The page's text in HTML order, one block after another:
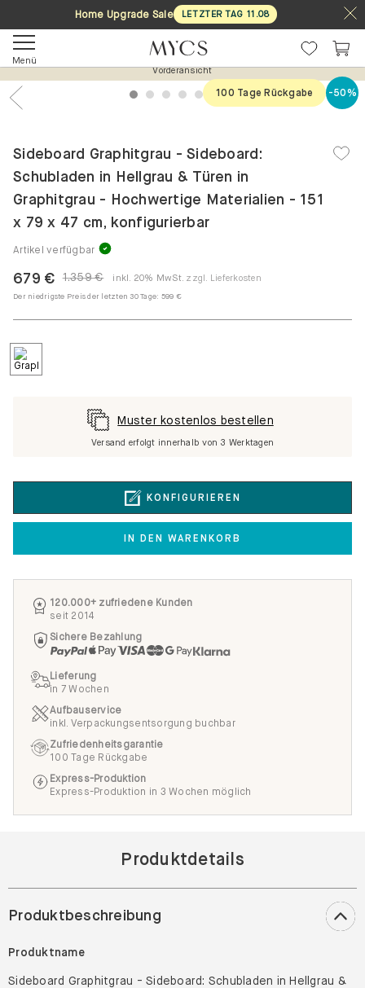
Home Upgrade Sale LETZTER TAG 11 .08
Menü
Vorderansicht
1 2 3 4 5 6 7
100 Tage Rückgabe -50%
Sideboard Graphitgrau - Sideboard:
Schubladen in Hellgrau & Türen in
Graphitgrau - Hochwertige Materialien - 151
x 79 x 47 cm, konfigurierbar
Artikel verfügbar
1.359 €
679 € inkl. 20% MwSt. zzgl. Lieferkosten
Der niedrigste Preis der letzten 30 Tage: 599 €
KONFIGURIEREN
IN DEN WARENKORB
Muster kostenlos bestellen
Versand erfolgt innerhalb von 3 Werktagen
120.000+ zufriedene Kunden
seit 2014
Sichere Bezahlung
Lieferung
in 7 Wochen
Aufbauservice
inkl. Verpackungsentsorgung buchbar
Zufriedenheitsgarantie
100 Tage Rückgabe
Express-Produktion
Express-Produktion in 3 Wochen möglich
Produktdetails
Produktbeschreibung
Produktname
Sideboard Graphitgrau - Sideboard: Schubladen in Hellgrau &